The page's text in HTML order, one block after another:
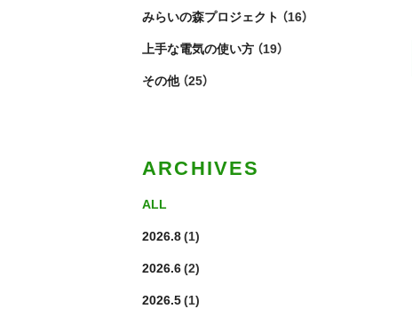
みらいの森プロジェクト （16）
上手な電気の使い方 （19）
その他（25）
ARCHIVES
ALL
2026.8(1)
2026.6(2)
2026.5(1)